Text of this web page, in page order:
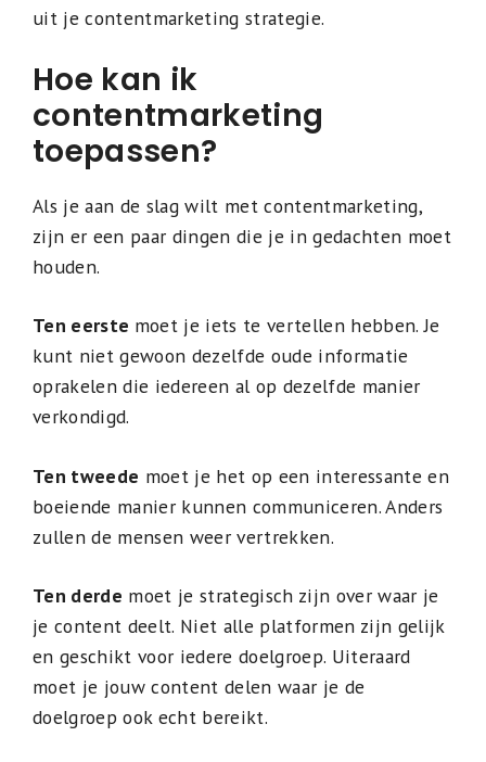
uit je contentmarketing strategie.
Hoe kan ik
contentmarketing
toepassen?
Als je aan de slag wilt met contentmarketing,
zijn er een paar dingen die je in gedachten moet
houden.
Ten eerste moet je iets te vertellen hebben. Je
kunt niet gewoon dezelfde oude informatie
oprakelen die iedereen al op dezelfde manier
verkondigd.
Ten tweede moet je het op een interessante en
boeiende manier kunnen communiceren. Anders
zullen de mensen weer vertrekken.
Ten derde moet je strategisch zijn over waar je
je content deelt. Niet alle platformen zijn gelijk
en geschikt voor iedere doelgroep. Uiteraard
moet je jouw content delen waar je de
doelgroep ook echt bereikt.